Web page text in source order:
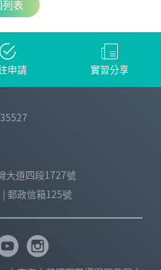
列表
申請 實習分享
大道四段1727號
郵政信箱125號